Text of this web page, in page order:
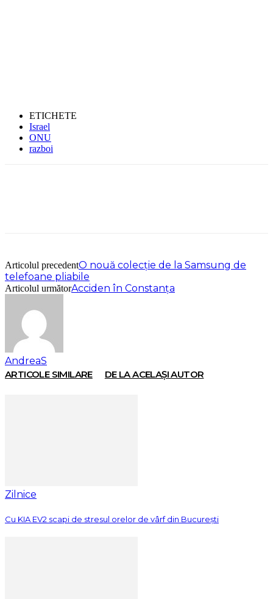
ETICHETE
Israel
ONU
razboi
Articolul precedentO nouă colecție de la Samsung de
telefoane pliabile
Articolul următorAcciden în Constanța
AndreaS
ARTICOLE SIMILARE
DE LA ACELAȘI AUTOR
Zilnice
Cu KIA EV2 scapi de stresul orelor de vârf din București